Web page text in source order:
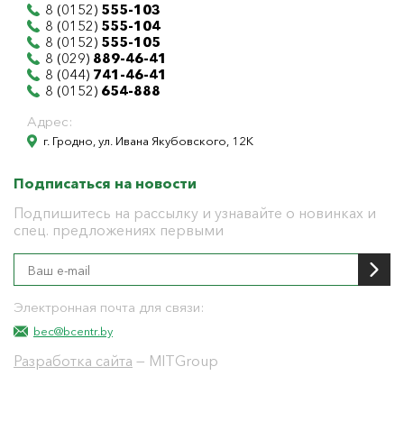
8 (0152) 555-103
8 (0152) 555-104
8 (0152) 555-105
8 (029) 889-46-41
8 (044) 741-46-41
8 (0152) 654-888
Адрес:
г. Гродно, ул. Ивана Якубовского, 12К
Подписаться на новости
Подпишитесь на рассылку и узнавайте о новинках и
спец. предложениях первыми
Электронная почта для связи:
bec@bcentr.by
Разработка сайта — MITGroup